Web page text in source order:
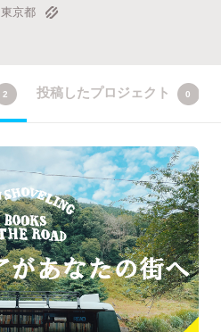
東京都
2 投稿したプロジェクト 0